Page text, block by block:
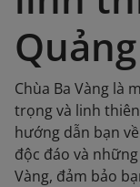
Chùa Ba Vàng là
trọng và linh
hướng dẫn bạn
độc đáo và
Vàng, đảm bảo